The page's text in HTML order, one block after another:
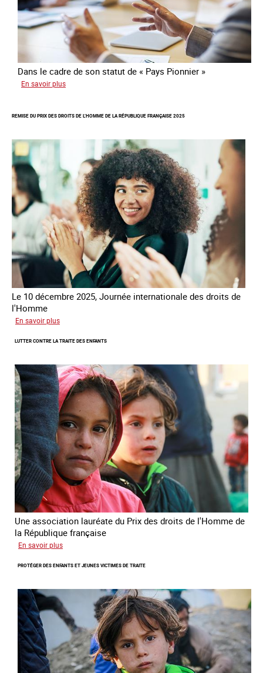
Dans le cadre de son statut de « Pays Pionnier »
En savoir plus
de
France
Alliance
8.7
REMISE DU PRIX DES DROITS DE L’HOMME DE LA RÉPUBLIQUE FRANÇAISE 2025
Le 10 décembre 2025, Journée internationale des droits de
l'Homme
En savoir plus
du
des
droits
de
l’Homme
de
la
République
française
2025
LUTTER CONTRE LA TRAITE DES ENFANTS
Une association lauréate du Prix des droits de l'Homme de
la République française
En savoir plus
contre
traite
des
enfants
PROTÉGER DES ENFANTS ET JEUNES VICTIMES DE TRAITE